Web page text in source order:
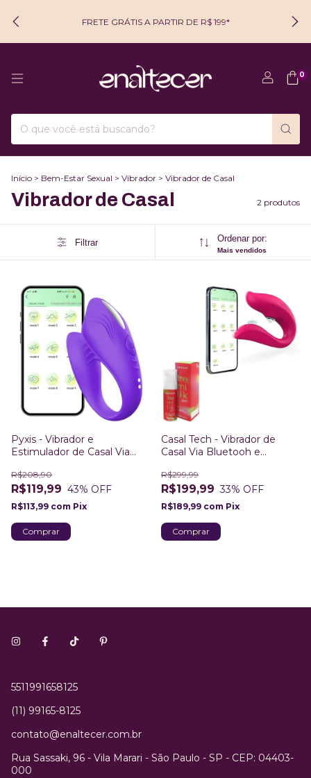
FRETE GRÁTIS A PARTIR DE R$ 199*
0
Início > Bem-Estar Sexual > Vibrador > Vibrador de Casal
Vibrador de Casal 2 produtos
Filtrar Ordenar por:
Mais vendidos
Pyxis - Vibrador e
Estimulador de Casal Via
e IOS
R$119,99
R$208,90
43% OFF
R$113,99 com Pix
Casal Tech - Vibrador de
Casal Via Bluetooh e
Melancia
R$199,99
R$299,99
33% OFF
R$189,99 com Pix
5511991658125
(11) 99165-8125
contato@enaltecer.com.br
Rua Sassaki, 96 - Vila Marari - São Paulo - SP - CEP: 04403-
000